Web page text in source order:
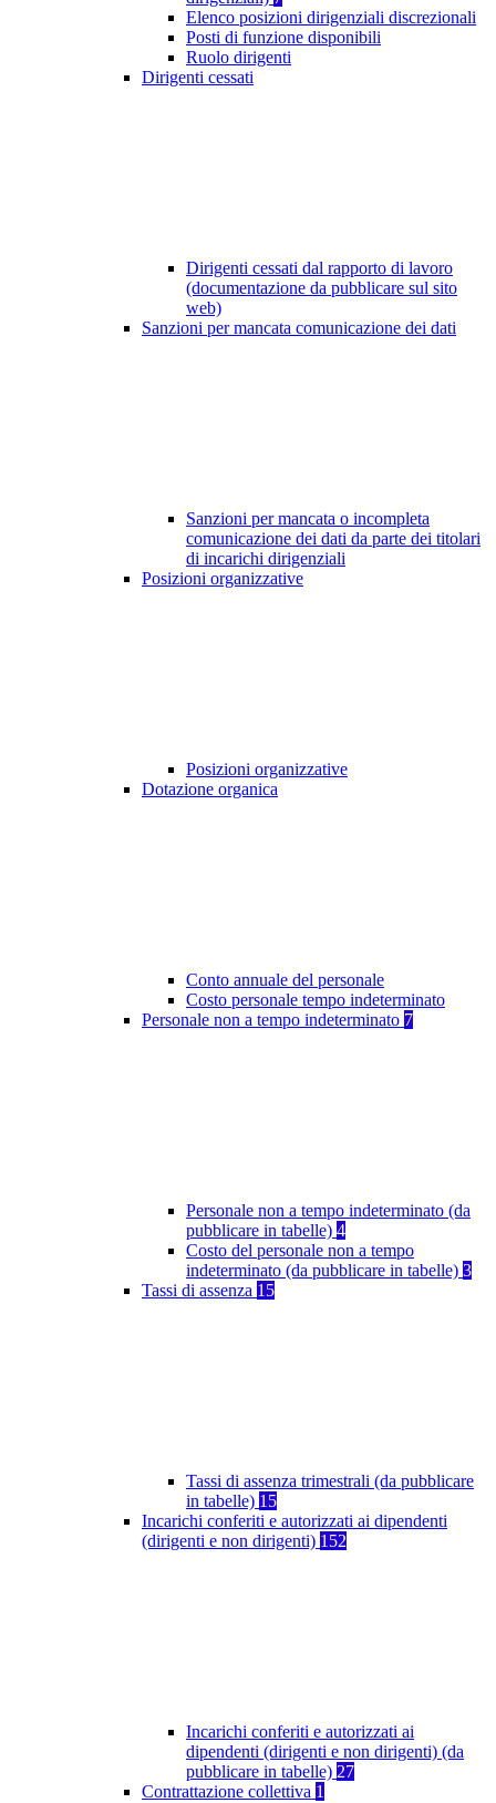
Elenco posizioni dirigenziali discrezionali
Posti di funzione disponibili
Ruolo dirigenti
Dirigenti cessati
Dirigenti cessati dal rapporto di lavoro
(documentazione da pubblicare sul sito
web)
Sanzioni per mancata comunicazione dei dati
Sanzioni per mancata o incompleta
comunicazione dei dati da parte dei titolari
di incarichi dirigenziali
Posizioni organizzative
Posizioni organizzative
Dotazione organica
Conto annuale del personale
Costo personale tempo indeterminato
Personale non a tempo indeterminato 7
Personale non a tempo indeterminato (da
pubblicare in tabelle) 4
Costo del personale non a tempo
indeterminato (da pubblicare in tabelle) 3
Tassi di assenza 15
Tassi di assenza trimestrali (da pubblicare
in tabelle) 15
Incarichi conferiti e autorizzati ai dipendenti
(dirigenti e non dirigenti) 152
Incarichi conferiti e autorizzati ai
dipendenti (dirigenti e non dirigenti) (da
pubblicare in tabelle) 27
Contrattazione collettiva 1